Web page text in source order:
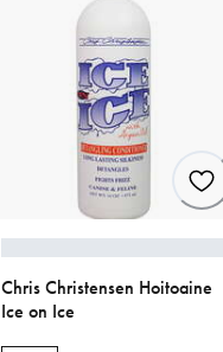
Chris Christensen Hoitoaine
Ice on Ice